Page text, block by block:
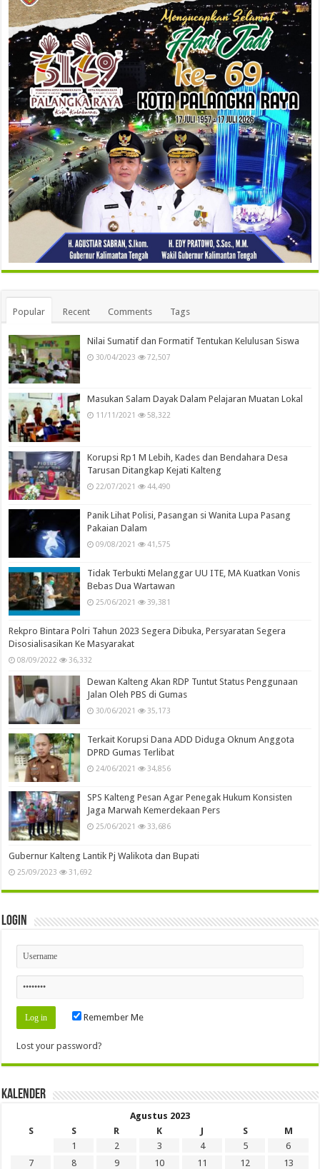
Popular Recent Comments Tags
Nilai Sumatif dan Formatif Tentukan Kelulusan Siswa
30/04/2023 72,507
Masukan Salam Dayak Dalam Pelajaran Muatan Lokal
11/11/2021 58,322
Korupsi Rp1 M Lebih, Kades dan Bendahara Desa
Tarusan Ditangkap Kejati Kalteng
22/07/2021 44,490
Panik Lihat Polisi, Pasangan si Wanita Lupa Pasang
Pakaian Dalam
09/08/2021 41,575
Tidak Terbukti Melanggar UU ITE, MA Kuatkan Vonis
Bebas Dua Wartawan
25/06/2021 39,381
Rekpro Bintara Polri Tahun 2023 Segera Dibuka, Persyaratan Segera
Disosialisasikan Ke Masyarakat
08/09/2022 36,332
Dewan Kalteng Akan RDP Tuntut Status Penggunaan
Jalan Oleh PBS di Gumas
30/06/2021 35,173
Terkait Korupsi Dana ADD Diduga Oknum Anggota
DPRD Gumas Terlibat
24/06/2021 34,856
SPS Kalteng Pesan Agar Penegak Hukum Konsisten
Jaga Marwah Kemerdekaan Pers
25/06/2021 33,686
Gubernur Kalteng Lantik Pj Walikota dan Bupati
25/09/2023 31,692
Login
Remember Me
Lost your password?
Kalender
Agustus 2023
S
S R K J S
M
1
2 3 4 5
6
7
8 9 10 11 12
13